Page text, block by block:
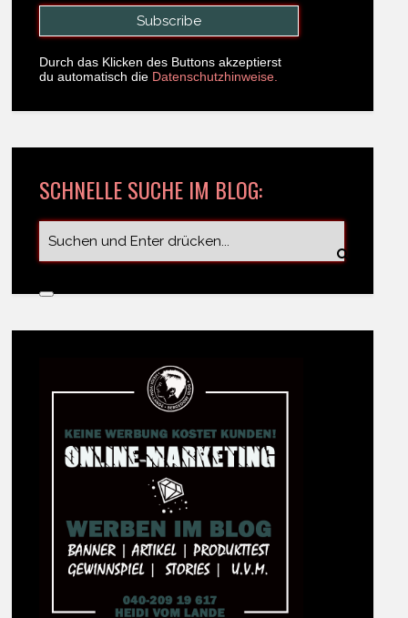
Durch das Klicken des Buttons akzeptierst
du automatisch die Datenschutzhinweise.
SCHNELLE SUCHE IM BLOG: